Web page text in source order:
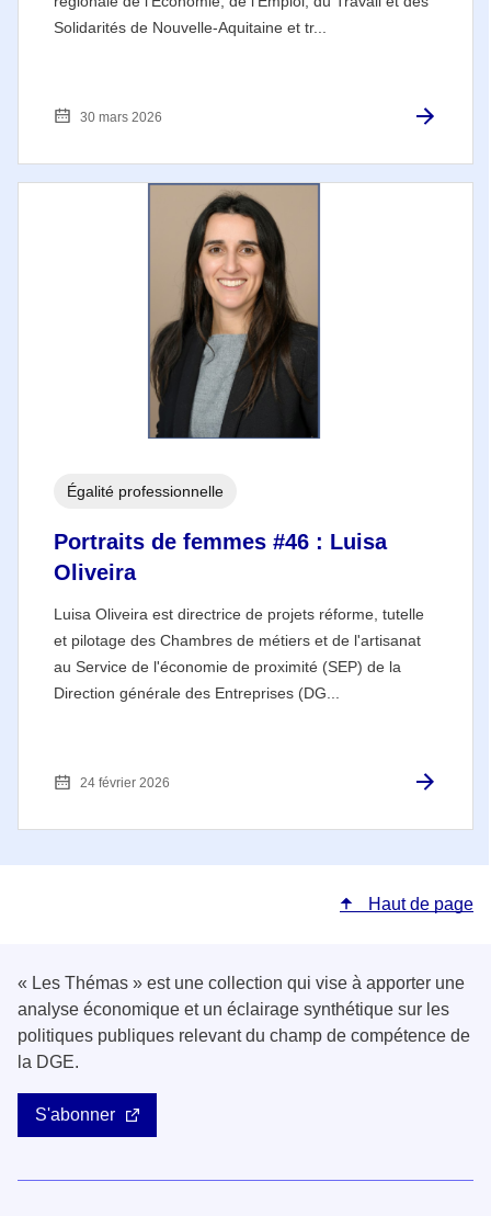
Solidarités de Nouvelle-Aquitaine et tr...
30 mars 2026
Portraits de femmes #46 : Luisa
Oliveira
Luisa Oliveira est directrice de projets réforme, tutelle
et pilotage des Chambres de métiers et de l'artisanat
au Service de l'économie de proximité (SEP) de la
Direction générale des Entreprises (DG...
Égalité professionnelle
24 février 2026
Haut de page
« Les Thémas » est une collection qui vise à apporter une
analyse économique et un éclairage synthétique sur les
politiques publiques relevant du champ de compétence de
la DGE.
S'abonner